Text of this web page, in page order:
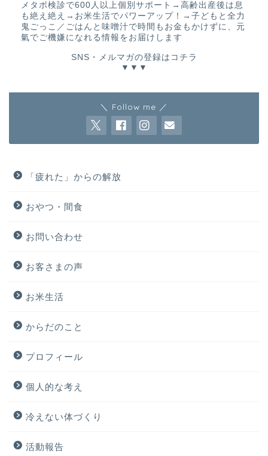
メタボ検診で600人以上個別サポート→高齢出産後は息
も絶え絶え→お米生活でパワーアップ！→子どもと全力
鬼ごっこ／ごはんと味噌汁で時間もお金もかけずに、元
氣でご機嫌になれる情報をお届けします
SNS・メルマガの登録はコチラ
▼▼▼
＼ Follow me ／
「疲れた」からの解放
おやつ・間食
お問い合わせ
お客さまの声
お米生活
からだのこと
プロフィール
個人的な考え
冷えない体づくり
活動報告